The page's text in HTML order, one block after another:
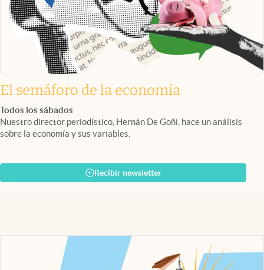
El semáforo de la economía
Todos los sábados
Nuestro director periodístico, Hernán De Goñi, hace un análisis
sobre la economía y sus variables.
Recibir newsletter